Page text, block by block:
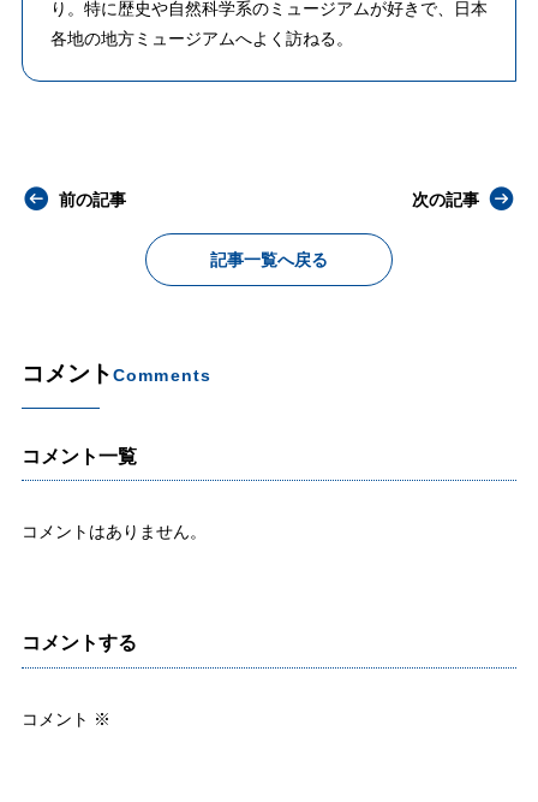
り。特に歴史や自然科学系のミュージアムが好きで、日本
各地の地方ミュージアムへよく訪ねる。
前の記事
記事一覧へ戻る
次の記事
コメントComments
コメント一覧
コメントはありません。
コメントする
コメント ※